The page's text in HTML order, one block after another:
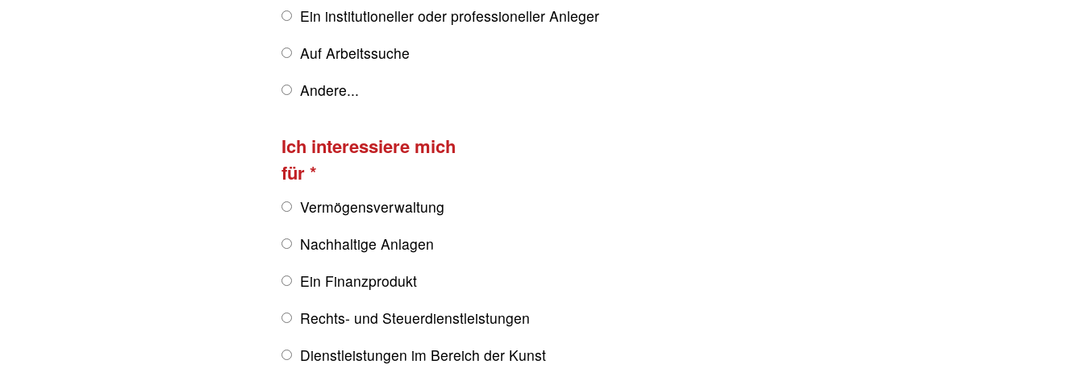
Ein institutioneller oder professioneller Anleger
Auf Arbeitssuche
Andere...
Ich interessiere mich
für
Vermögensverwaltung
Nachhaltige Anlagen
Ein Finanzprodukt
Rechts- und Steuerdienstleistungen
Dienstleistungen im Bereich der Kunst